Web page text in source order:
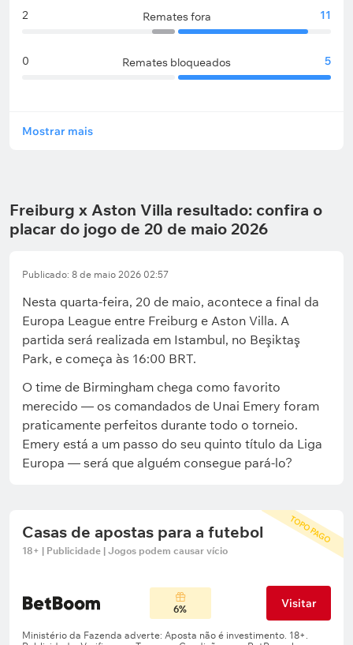
2 Remates fora 11
0 Remates bloqueados 5
Mostrar mais
Freiburg x Aston Villa resultado: confira o
placar do jogo de 20 de maio 2026
Publicado: 8 de maio 2026 02:57
Nesta quarta-feira, 20 de maio, acontece a final da
Europa League entre Freiburg e Aston Villa. A
partida será realizada em Istambul, no Beşiktaş
Park, e começa às 16:00 BRT.
O time de Birmingham chega como favorito
merecido — os comandados de Unai Emery foram
praticamente perfeitos durante todo o torneio.
Emery está a um passo do seu quinto título da Liga
Europa — será que alguém consegue pará-lo?
TOPO PAGO
Casas de apostas para a futebol
18+ | Publicidade | Jogos podem causar vício
6% Visitar